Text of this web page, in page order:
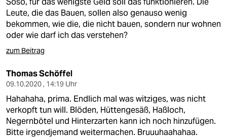
Leute, die das Bauen, sollen also genauso wenig
bekommen, wie die, die nicht bauen, sondern nur wohnen
oder wie darf ich das verstehen?
zum Beitrag
Thomas Schöffel
09.10.2020 , 14:19 Uhr
Hahahaha, prima. Endlich mal was witziges, was nicht
verkopft tun will. Blöden, Hüttengesäß, Haßloch,
Negernbötel und Hinterzarten kann ich noch hinzufügen.
Bitte irgendjemand weitermachen. Bruuuhaahahaa.